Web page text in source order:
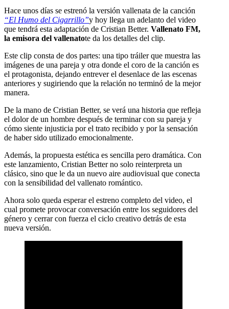
Hace unos días se estrenó la versión vallenata de la canción
“El Humo del Cigarrillo”y hoy llega un adelanto del video
que tendrá esta adaptación de Cristian Better. Vallenato FM,
la emisora del vallenatote da los detalles del clip.
Este clip consta de dos partes: una tipo tráiler que muestra las
imágenes de una pareja y otra donde el coro de la canción es
el protagonista, dejando entrever el desenlace de las escenas
anteriores y sugiriendo que la relación no terminó de la mejor
manera.
De la mano de Cristian Better, se verá una historia que refleja
el dolor de un hombre después de terminar con su pareja y
cómo siente injusticia por el trato recibido y por la sensación
de haber sido utilizado emocionalmente.
Además, la propuesta estética es sencilla pero dramática. Con
este lanzamiento, Cristian Better no solo reinterpreta un
clásico, sino que le da un nuevo aire audiovisual que conecta
con la sensibilidad del vallenato romántico.
Ahora solo queda esperar el estreno completo del video, el
cual promete provocar conversación entre los seguidores del
género y cerrar con fuerza el ciclo creativo detrás de esta
nueva versión.